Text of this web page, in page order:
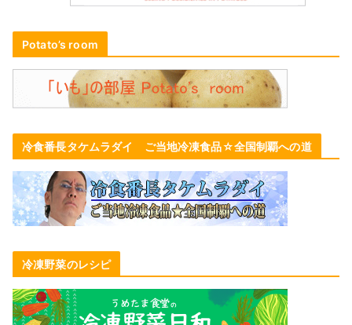
Potato’s room
冷食番長タケムラダイ ご当地冷凍食品☆全国制覇への道
冷凍野菜のレシピ